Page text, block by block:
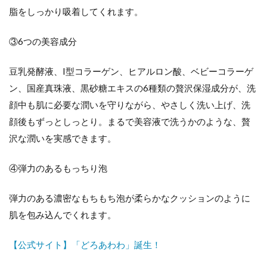
脂をしっかり吸着してくれます。
③6つの美容成分
豆乳発酵液、I型コラーゲン、ヒアルロン酸、ベビーコラーゲ
ン、国産真珠液、黒砂糖エキスの6種類の贅沢保湿成分が、洗
顔中も肌に必要な潤いを守りながら、やさしく洗い上げ、洗
顔後もずっとしっとり。まるで美容液で洗うかのような、贅
沢な潤いを実感できます。
④弾力のあるもっちり泡
弾力のある濃密なもちもち泡が柔らかなクッションのように
肌を包み込んでくれます。
【公式サイト】「どろあわわ」誕生！